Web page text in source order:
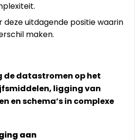
deze uitdagende positie waarin
maken.
de datastromen op het
ligging van
en schema’s in complexe
aan